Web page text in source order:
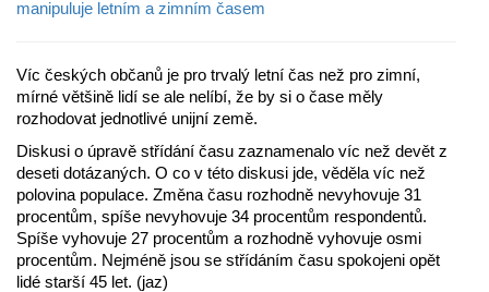
manipuluje letním a zimním časem
Víc českých občanů je pro trvalý letní čas než pro zimní,
mírné většině lidí se ale nelíbí, že by si o čase měly
rozhodovat jednotlivé unijní země.
Diskusi o úpravě střídání času zaznamenalo víc než devět z
deseti dotázaných. O co v této diskusi jde, věděla víc než
polovina populace. Změna času rozhodně nevyhovuje 31
procentům, spíše nevyhovuje 34 procentům respondentů.
Spíše vyhovuje 27 procentům a rozhodně vyhovuje osmi
procentům. Nejméně jsou se střídáním času spokojeni opět
lidé starší 45 let. (jaz)